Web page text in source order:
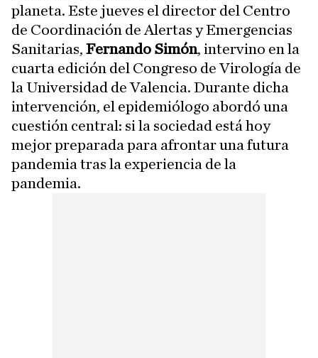
planeta. Este jueves el director del Centro
de Coordinación de Alertas y Emergencias
Sanitarias, Fernando Simón, intervino en la
cuarta edición del Congreso de Virología de
la Universidad de Valencia. Durante dicha
intervención, el epidemiólogo abordó una
cuestión central: si la sociedad está hoy
mejor preparada para afrontar una futura
pandemia tras la experiencia de la
pandemia.